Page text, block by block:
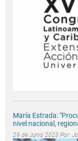
María Estrada:
nivel nacional,
29 de Junio 2023 Por: